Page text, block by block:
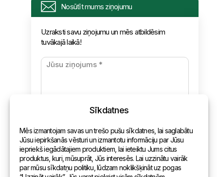
Nosūtīt mums ziņojumu
Uzraksti savu ziņojumu un mēs atbildēsim
tuvākajā laikā!
Informācija
Pieprasījums
Apmaksa un piegāde
Kontakti
Vispārēja informācija
Pārstāvniecības pasaulē
Adrese
Sīkdatnes
Mēs izmantojam savas un trešo pušu sīkdatnes, lai saglabātu
Jūsu iepirkšanās vēsturi un izmantotu informāciju par Jūsu
iepriekš iegādātajiem produktiem, lai ieteiktu Jums citus
produktus, kuri, mūsuprāt, Jūs interesēs. Lai uzzinātu vairāk
par mūsu sīkdatņu politiku, lūdzam noklikšķināt uz pogas